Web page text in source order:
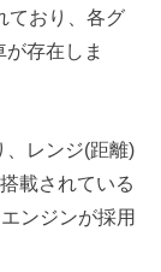
ており、各グ
存在しま
、レンジ(距離)
載されている
ンジンが採用